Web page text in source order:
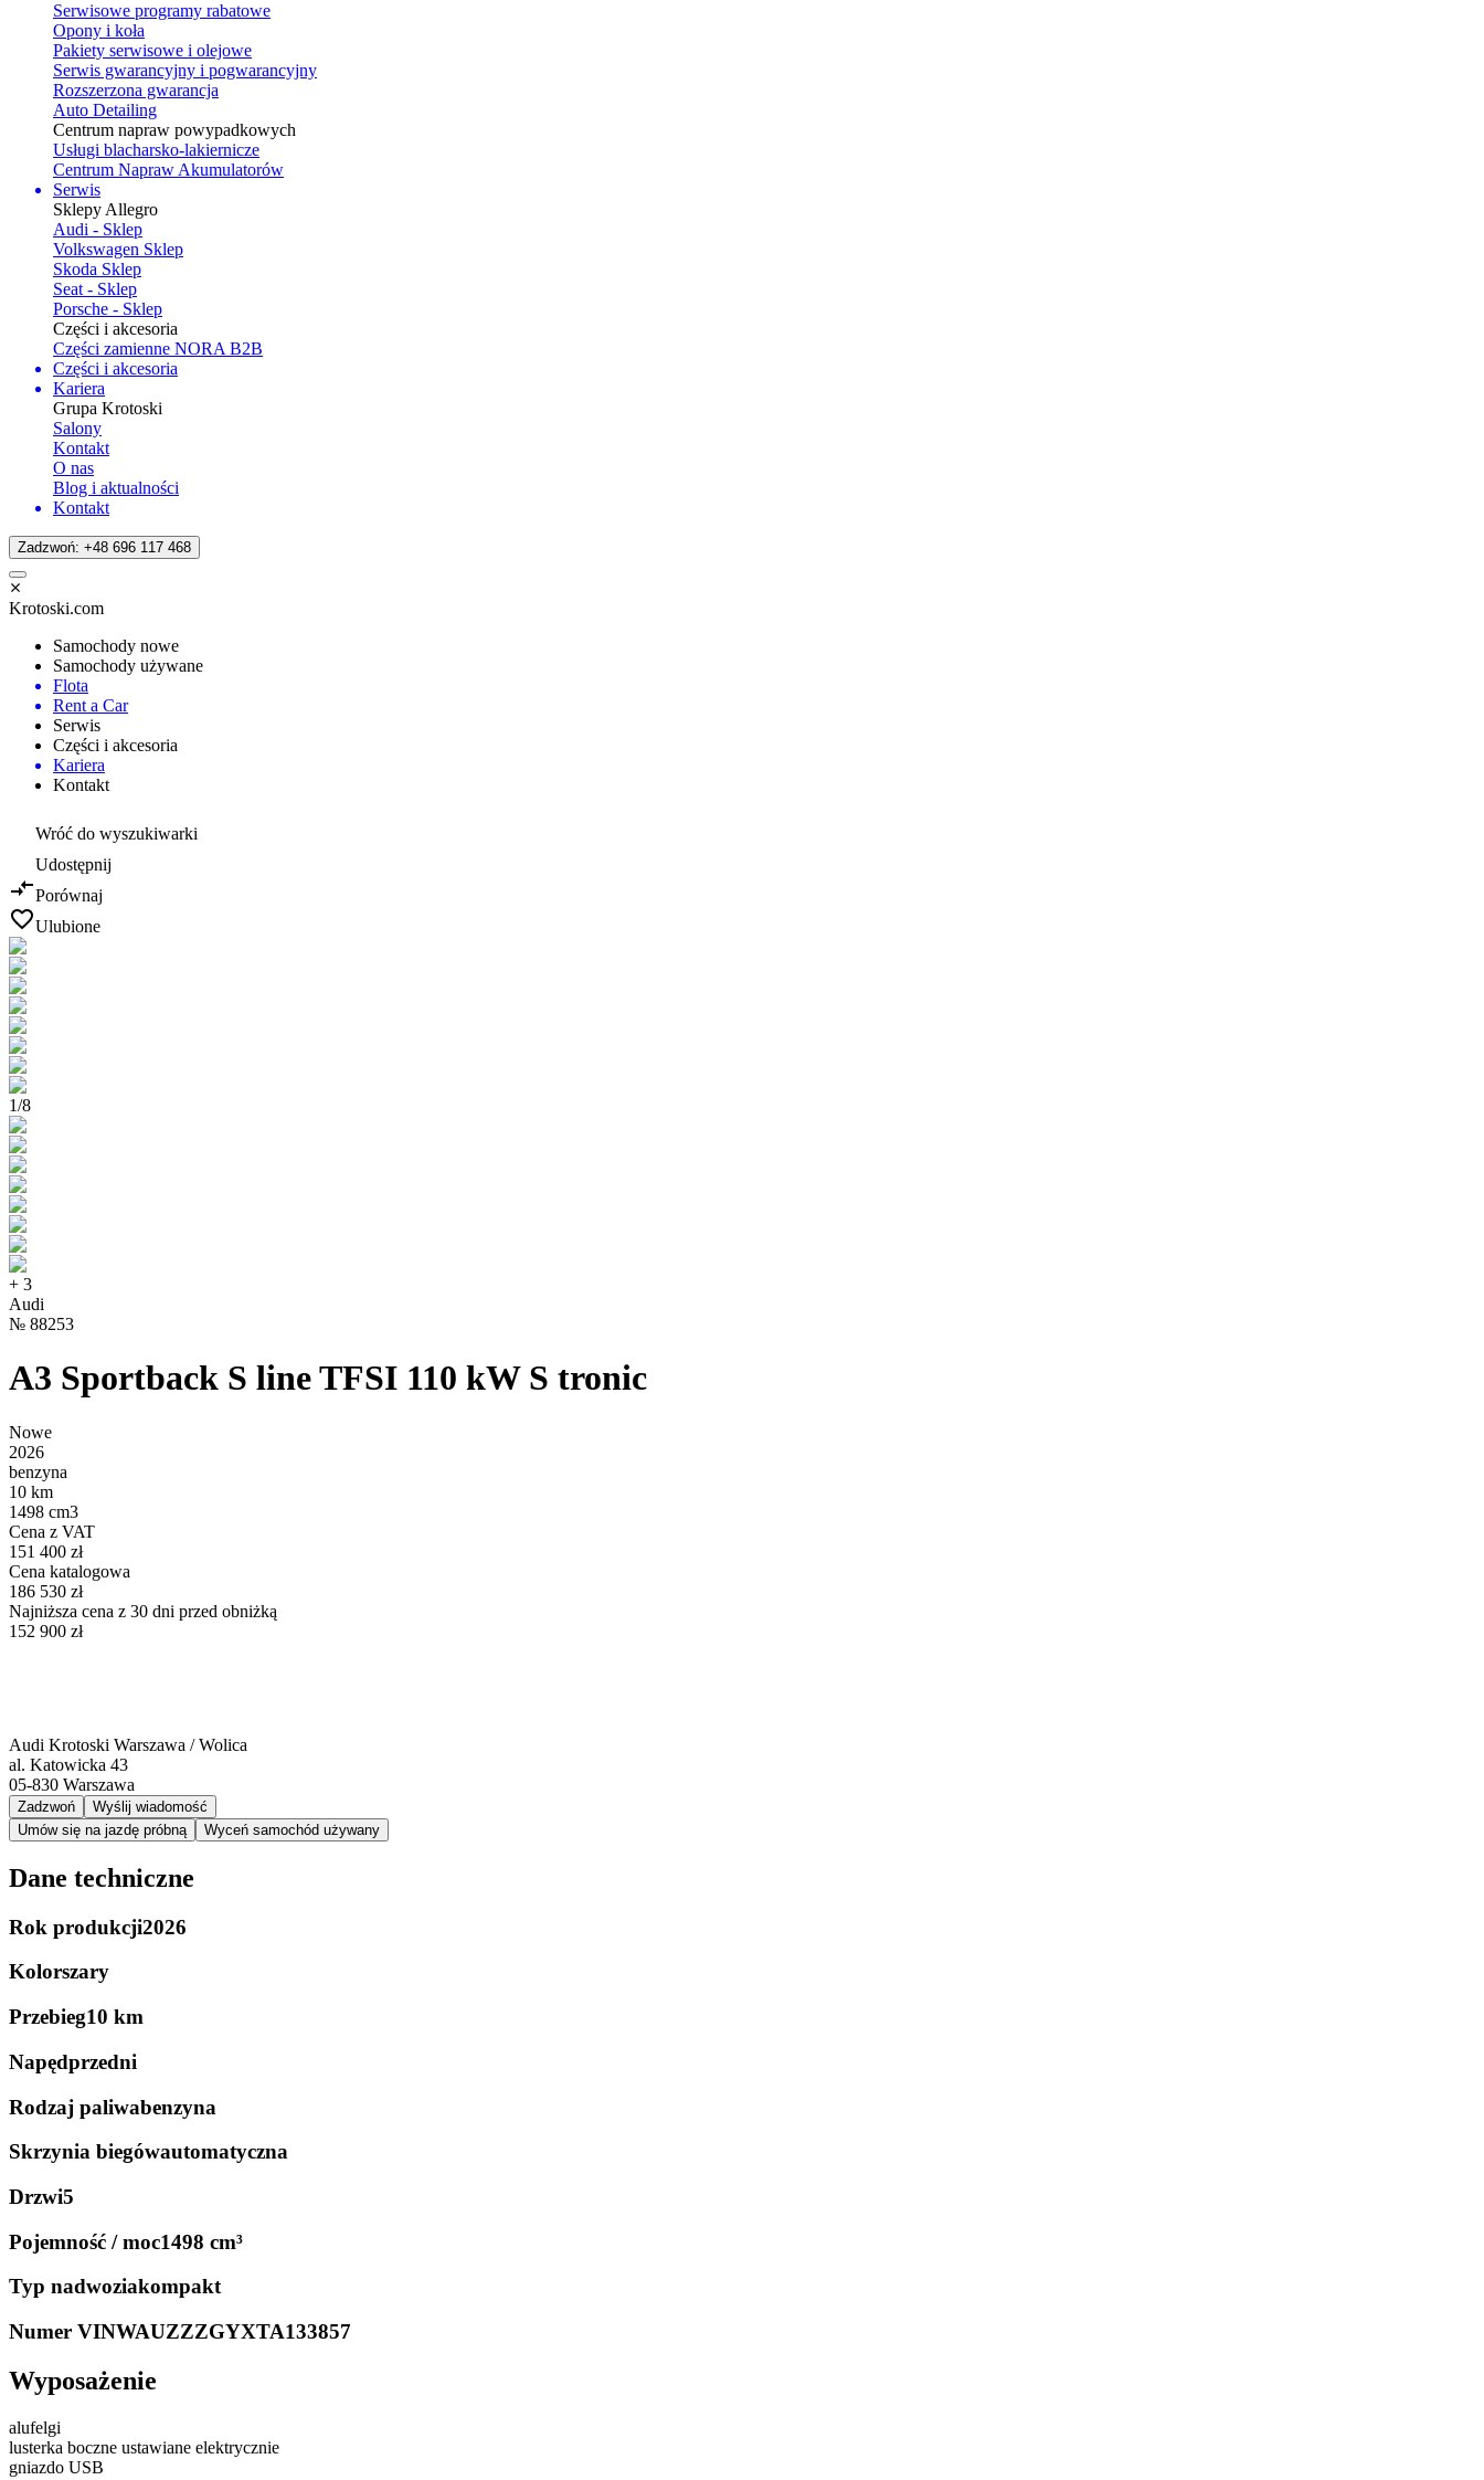
Serwisowe programy rabatowe
Opony i koła
Pakiety serwisowe i olejowe
Serwis gwarancyjny i pogwarancyjny
Rozszerzona gwarancja
Auto Detailing
Centrum napraw powypadkowych
Usługi blacharsko-lakiernicze
Centrum Napraw Akumulatorów
Serwis
Sklepy Allegro
Audi - Sklep
Volkswagen Sklep
Skoda Sklep
Seat - Sklep
Porsche - Sklep
Części i akcesoria
Części zamienne NORA B2B
Części i akcesoria
Kariera
Grupa Krotoski
Salony
Kontakt
O nas
Blog i aktualności
Kontakt
Zadzwoń: +48 696 117 468
Krotoski.com
Samochody nowe
Samochody używane
Flota
Rent a Car
Serwis
Części i akcesoria
Kariera
Kontakt
Wróć do wyszukiwarki
Udostępnij
Porównaj
Ulubione
1/8
+ 3
Audi
№ 88253
A3 Sportback S line TFSI 110 kW S tronic
Nowe
2026
benzyna
10 km
1498 cm3
Cena z VAT
151 400 zł
Cena katalogowa
186 530 zł
Najniższa cena z 30 dni przed obniżką
152 900 zł
Audi Krotoski Warszawa / Wolica
al. Katowicka 43
05-830 Warszawa
Zadzwoń
Wyślij wiadomość
Umów się na jazdę próbną
Wyceń samochód używany
Dane techniczne
Rok produkcji2026
Kolorszary
Przebieg10 km
Napędprzedni
Rodzaj paliwabenzyna
Skrzynia biegówautomatyczna
Drzwi5
Pojemność / moc1498 cm³
Typ nadwoziakompakt
Numer VINWAUZZZGYXTA133857
Wyposażenie
alufelgi
lusterka boczne ustawiane elektrycznie
gniazdo USB